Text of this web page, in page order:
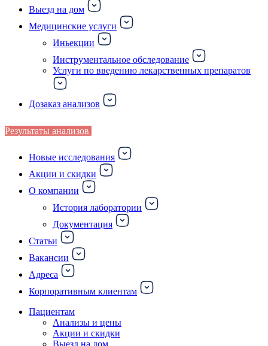
Выезд на дом
Медицинские услуги
Иньекции
Инструментальное обследование
Услуги по введению лекарственных препаратов
Дозаказ анализов
Результаты анализов
Новые исследования
Акции и скидки
О компании
История лаборатории
Документация
Статьи
Вакансии
Адреса
Корпоративным клиентам
Пациентам
Анализы и цены
Акции и скидки
Выезд на дом